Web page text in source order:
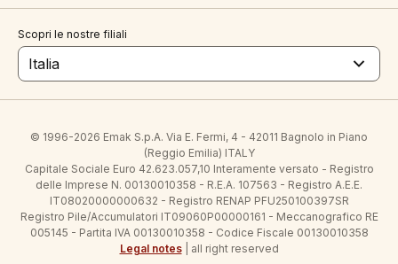
Scopri le nostre filiali
Italia
© 1996-2026 Emak S.p.A. Via E. Fermi, 4 - 42011 Bagnolo in Piano
(Reggio Emilia) ITALY
Capitale Sociale Euro 42.623.057,10 Interamente versato - Registro
delle Imprese N. 00130010358 - R.E.A. 107563 - Registro A.E.E.
IT08020000000632 - Registro RENAP PFU250100397SR
Registro Pile/Accumulatori IT09060P00000161 - Meccanografico RE
005145 - Partita IVA 00130010358 - Codice Fiscale 00130010358
Legal notes| all right reserved